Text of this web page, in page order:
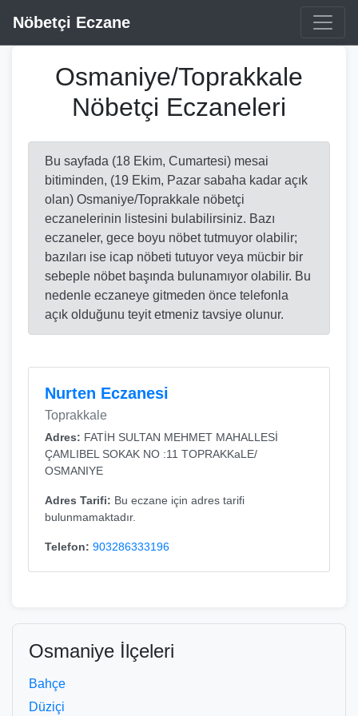
Nöbetçi Eczane
Osmaniye/Toprakkale
Nöbetçi Eczaneleri
Bu sayfada (18 Ekim, Cumartesi) mesai
bitiminden, (19 Ekim, Pazar sabaha kadar açık
olan) Osmaniye/Toprakkale nöbetçi
eczanelerinin listesini bulabilirsiniz. Bazı
eczaneler, gece boyu nöbet tutmuyor olabilir;
bazıları ise icap nöbeti tutuyor veya mücbir bir
sebeple nöbet başında bulunamıyor olabilir. Bu
nedenle eczaneye gitmeden önce telefonla
açık olduğunu teyit etmeniz tavsiye olunur.
Nurten Eczanesi
Toprakkale
Adres: FATİH SULTAN MEHMET MAHALLESİ
ÇAMLIBEL SOKAK NO :11 TOPRAKKaLE/
OSMANIYE
Adres Tarifi: Bu eczane için adres tarifi
bulunmamaktadır.
Telefon: 903286333196
Osmaniye İlçeleri
Bahçe
Düziçi